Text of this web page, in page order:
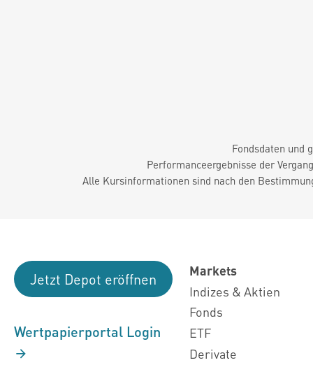
Fondsdaten und
Performanceergebnisse der
Alle Kursinformationen sind nach den
Jetzt Depot eröffnen
Wertpapierportal Login
Markets
Indizes & Aktien
Fonds
ETF
Derivate